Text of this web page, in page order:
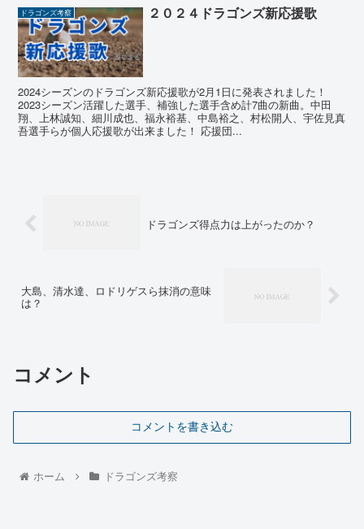
ドラゴンズ考察 ２０２４ドラゴンズ新応援歌
2024シーズンのドラゴンズ新応援歌が2月1日に発表されました！
2023シーズン活躍した選手、補強した選手含め計7曲の新曲。中田
翔、上林誠知、細川成也、福永裕基、中島裕之、村松開人、宇佐見真
吾選手らが個人応援歌が出来ました！ 応援団...
ドラゴンズ得点力は上がったのか？
大島、清水達、ロドリゲスら抹消の意味
は？
コメント
コメントを書き込む
ホーム ドラゴンズ考察